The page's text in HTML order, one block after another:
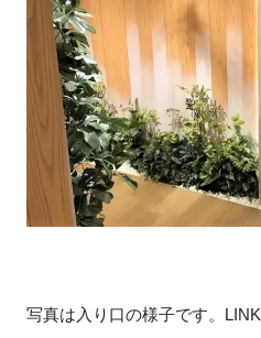
ニュース・掲示板
LINK-Jを知る
特別会員
施設・アクセス
写真は入り口の様子です。